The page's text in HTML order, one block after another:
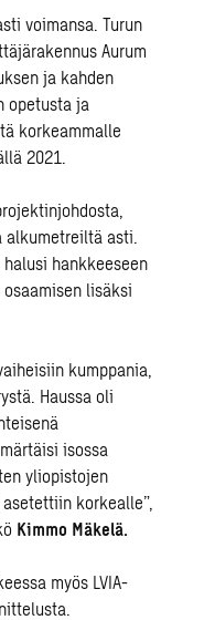
voimansa. Turun
Aurum
ja kahden
opetusta ja
korkeammalle
2021.
alkumetreiltä asti.
hankkeeseen
lisäksi
kumppania,
tä. Haussa oli
isossa
yliopistojen
korkealle”,
Kimmo Mäkelä.
myös LVIA-
.